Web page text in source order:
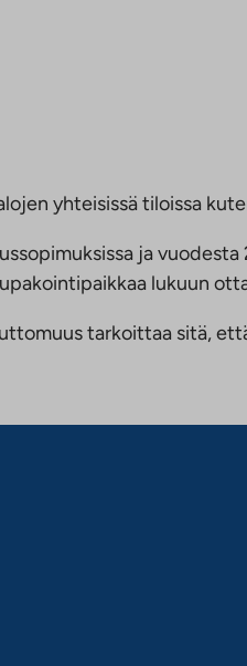
yhteisissä tiloissa
ja
lukuun
tarkoittaa sitä,